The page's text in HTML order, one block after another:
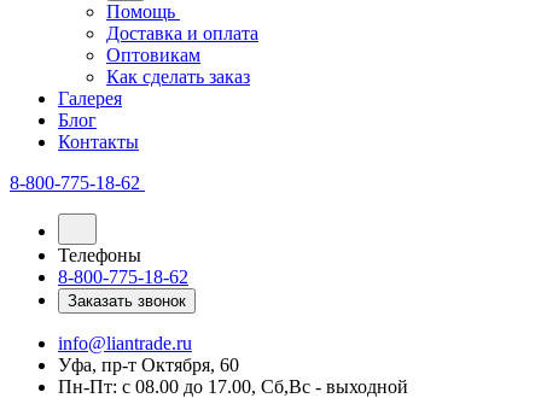
Помощь
Доставка и оплата
Оптовикам
Как сделать заказ
Галерея
Блог
Контакты
8-800-775-18-62
Телефоны
8-800-775-18-62
Заказать звонок
info@liantrade.ru
Уфа, пр-т Октября, 60
Пн-Пт: c 08.00 до 17.00, Cб,Вс - выходной